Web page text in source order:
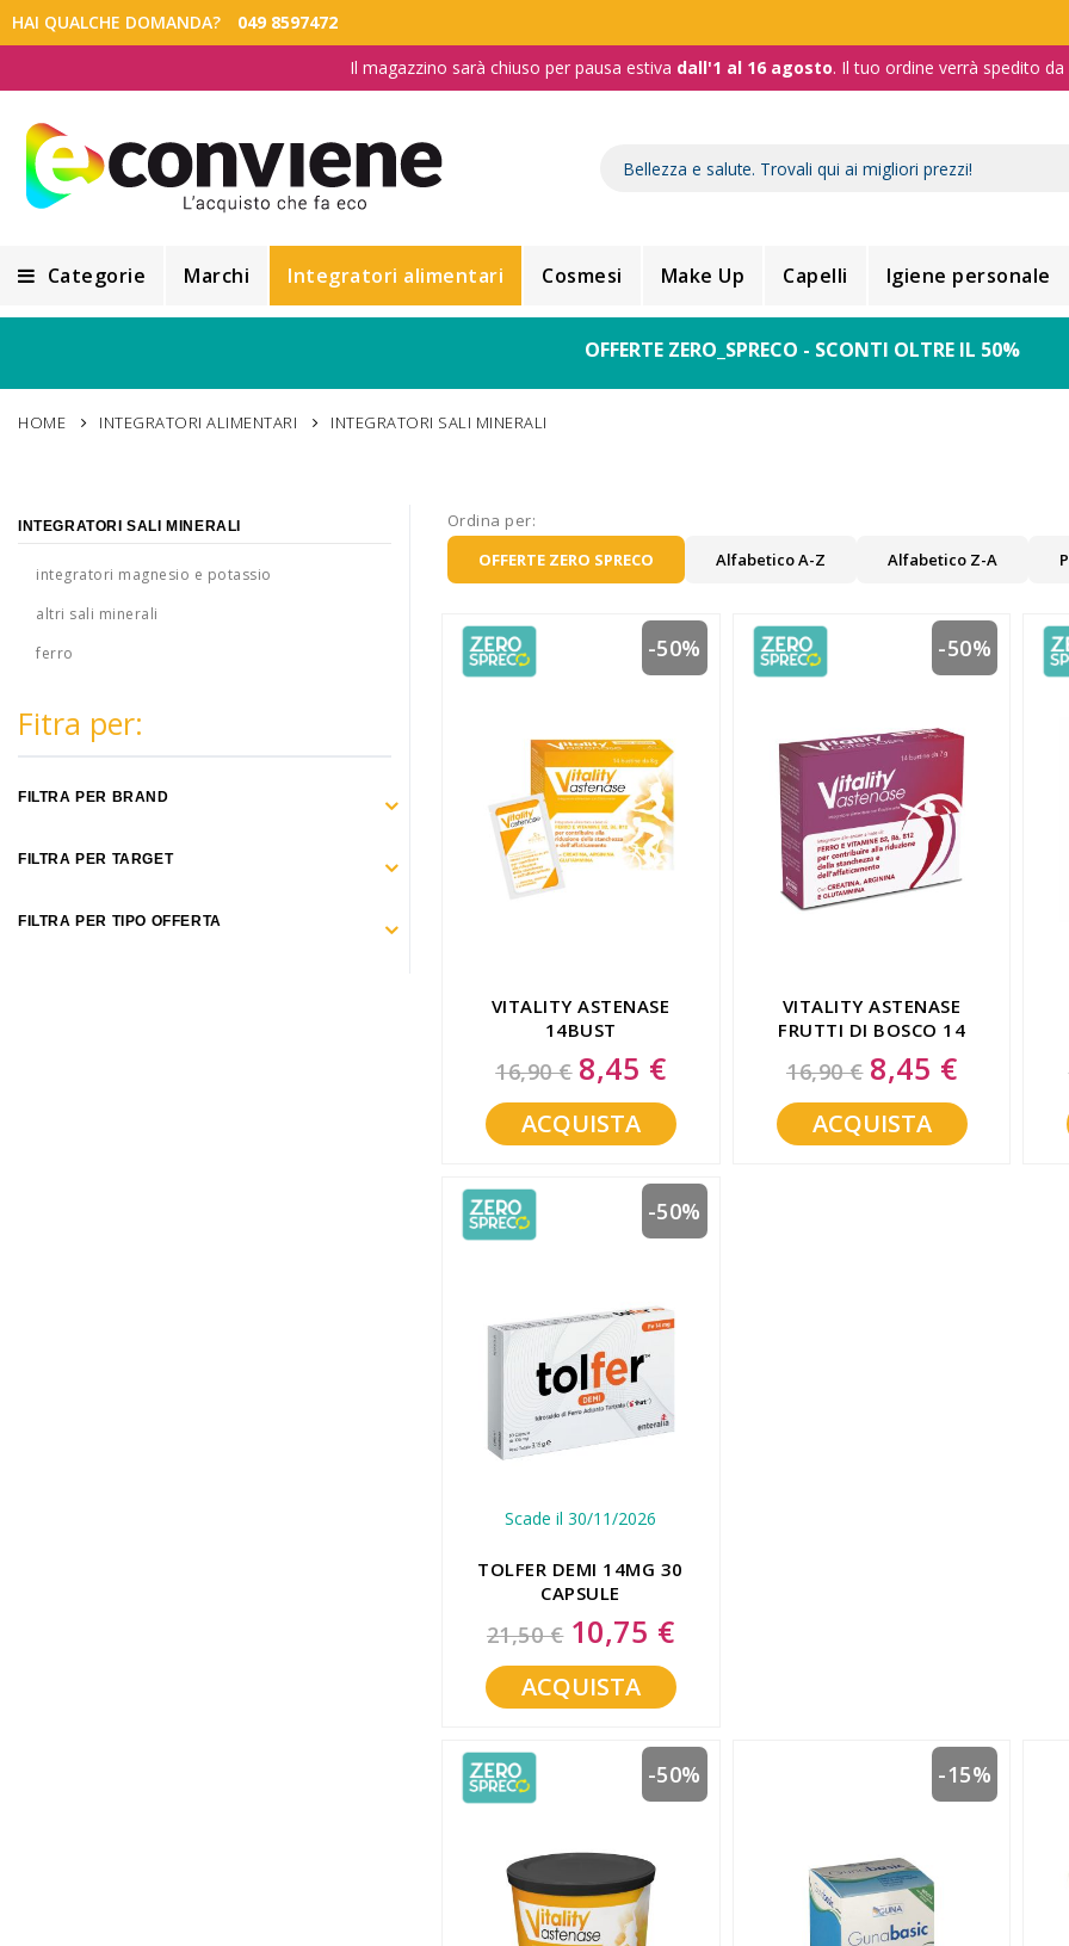
HAI QUALCHE DOMANDA?
049 8597472
Il magazzino sarà chiuso per pausa estiva dall'1 al 16 agosto. Il tuo ordine verrà spedito
Categorie
Alimentazione e Dietetica
Make Up
Igiene personale
Sanitari e Medicazioni
Animali
Marchi Integratori alimentari Cosmesi Make Up Capelli Igiene personale
OFFERTE ZERO_SPRECO - SCONTI OLTRE IL 50%
HOME INTEGRATORI ALIMENTARI INTEGRATORI SALI MINERALI
Ordina per
OFFERTE ZERO SPRECO
Alfabetico A-Z Alfabetico Z-A
VITALITY ASTENASE
14BUST
16,90 €
-50%
Special
Price
8,45 €
ACQUISTA
VITALITY ASTENASE
FRUTTI DI BOSCO 14
BUSTINE
16,90 €
-50%
Special
Price
8,45 €
ACQUISTA
Scade il 30/11/2026
TOLFER DEMI 14MG 30
CAPSULE
21,50 €
-50%
Special
Price
10,75 €
ACQUISTA
-50% -15%
INTEGRATORI SALI MINERALI
integratori magnesio e potassio
altri sali minerali
ferro
Fitra per:
FILTRA PER BRAND
FILTRA PER TARGET
FILTRA PER TIPO OFFERTA